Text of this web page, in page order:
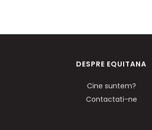
DESPRE EQUITANA
Cine suntem?
Contactati-ne